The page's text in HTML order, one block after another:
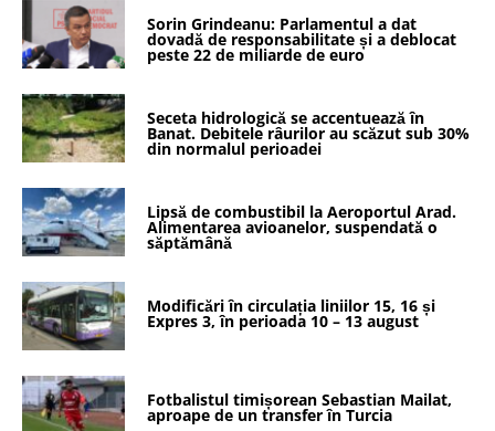
Sorin Grindeanu: Parlamentul a dat
dovadă de responsabilitate și a deblocat
peste 22 de miliarde de euro
Seceta hidrologică se accentuează în
Banat. Debitele râurilor au scăzut sub 30%
din normalul perioadei
Lipsă de combustibil la Aeroportul Arad.
Alimentarea avioanelor, suspendată o
săptămână
Modificări în circulația liniilor 15, 16 și
Expres 3, în perioada 10 – 13 august
Fotbalistul timișorean Sebastian Mailat,
aproape de un transfer în Turcia